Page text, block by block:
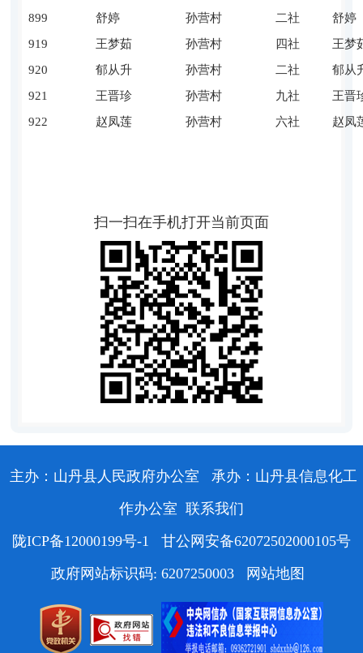
899
舒婷 孙营村 二社
舒婷
919
王梦茹 孙营村 四社
王梦
920
郁从升 孙营村 二社
郁从
921
王晋珍 孙营村 九社
王晋
922
赵凤莲 孙营村 六社 赵凤
扫一扫在手机打开当前页面
主办：山丹县人民政府办公室
承办：山丹县信息化工
作办公室 联系我们
陇ICP备12000199号-1
甘公网安备62072502000105号
政府网站标识码: 6207250003
网站地图